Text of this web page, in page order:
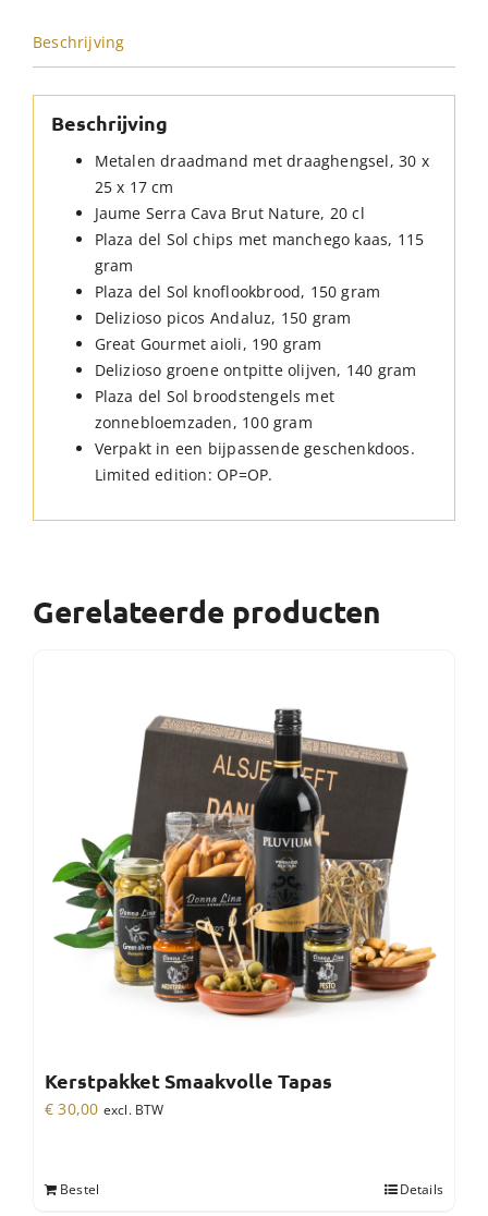
Beschrijving
Beschrijving
Metalen draadmand met draaghengsel, 30 x
25 x 17 cm
Jaume Serra Cava Brut Nature, 20 cl
Plaza del Sol chips met manchego kaas, 115
gram
Plaza del Sol knoflookbrood, 150 gram
Delizioso picos Andaluz, 150 gram
Great Gourmet aioli, 190 gram
Delizioso groene ontpitte olijven, 140 gram
Plaza del Sol broodstengels met
zonnebloemzaden, 100 gram
Verpakt in een bijpassende geschenkdoos.
Limited edition: OP=OP.
Gerelateerde producten
Kerstpakket Smaakvolle Tapas
€ 30,00 excl. BTW
Bestel Details